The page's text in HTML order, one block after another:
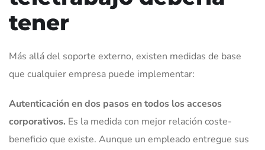
tener
Más allá del soporte externo, existen medidas de base
que cualquier empresa puede implementar:
Autenticación en dos pasos en todos los accesos
corporativos. Es la medida con mejor relación coste-
beneficio que existe. Aunque un empleado entregue sus